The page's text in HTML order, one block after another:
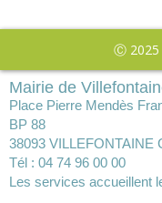
Ⓒ 2025
Mairie de
Place Pierre Mendès
BP 88
38093 VILLEFONTAINE
Tél : 04 74 96 00 00
Les services accueillent